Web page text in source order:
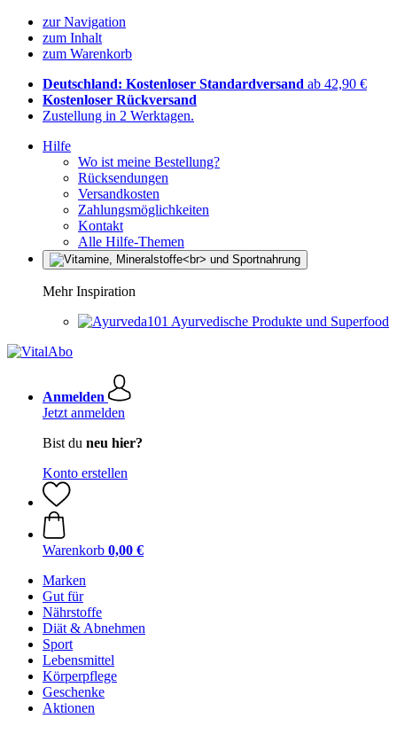
zur Navigation
zum Inhalt
zum Warenkorb
Deutschland: Kostenloser Standardversand ab 42,90 €
Kostenloser Rückversand
Zustellung in 2 Werktagen.
Hilfe
Wo ist meine Bestellung?
Rücksendungen
Versandkosten
Zahlungsmöglichkeiten
Kontakt
Alle Hilfe-Themen
Mehr Inspiration
Ayurvedische Produkte und Superfood
Anmelden
Jetzt anmelden
Bist du neu hier?
Konto erstellen
Warenkorb 0,00 €
Marken
Gut für
Nährstoffe
Diät & Abnehmen
Sport
Lebensmittel
Körperpflege
Geschenke
Aktionen